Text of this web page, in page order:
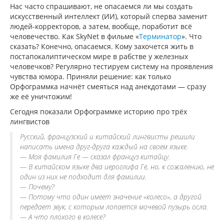
Нас часто спрашивают, не опасаемся ли мы создать
искусственный интеллект (ИИ), который сперва заменит
людей-корректоров, а затем, вообще, поработит всё
человечество. Как SkyNet в фильме «Терминатор». Что
сказать? Конечно, опасаемся. Кому захочется жить в
постапокалиптическом мире в рабстве у железных
человечков? Регулярно тестируем систему на проявления
чувства юмора. Приняли решение: как только
Орфограммка начнёт смеяться над анекдотами — сразу
же её уничтожим!
Сегодня показали Орфограммке историю про трёх
лингвистов
Русский, французский и китайский лингвисты решили
написать имена друг-друга каждый на своем языке.
— Моя фамилия Ге — сказал француз китайцу.
— В китайском языке два иероглифа Ге, но, к сожалению, не
один из них не подходит для фамилии.
— Почему?
— Потому что один имеет значение «колесо», а другой
передает звук, с которым лопается мочевой пузырь осла.
— А что плохого в колесе?